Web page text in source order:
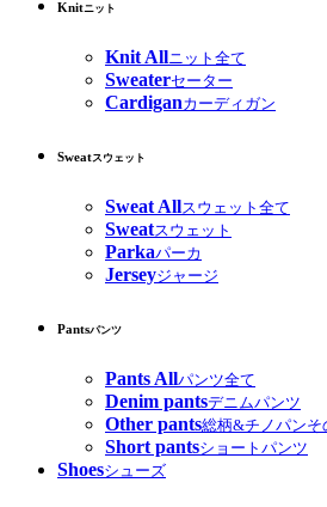
Knitニット
Knit Allニット全て
Sweaterセーター
Cardiganカーディガン
Sweatスウェット
Sweat Allスウェット全て
Sweatスウェット
Parkaパーカ
Jerseyジャージ
Pantsパンツ
Pants Allパンツ全て
Denim pantsデニムパンツ
Other pants総柄&チノパンそ
Short pantsショートパンツ
Shoesシューズ